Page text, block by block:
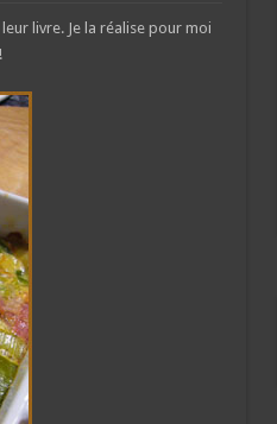
livre. Je la réalise pour moi